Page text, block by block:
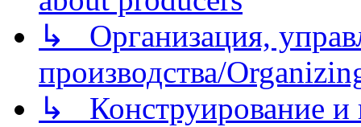
↳ Организация,
производства/
↳ Конструирование и